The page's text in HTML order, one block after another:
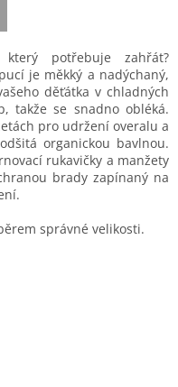
potřebuje zahřát?
je měkký a nadýchaný,
děťátka v chladných
takže se snadno obléká.
pro udržení overalu a
organickou bavlnou.
rukavičky a manžety
brady zapínaný na
správné velikosti.